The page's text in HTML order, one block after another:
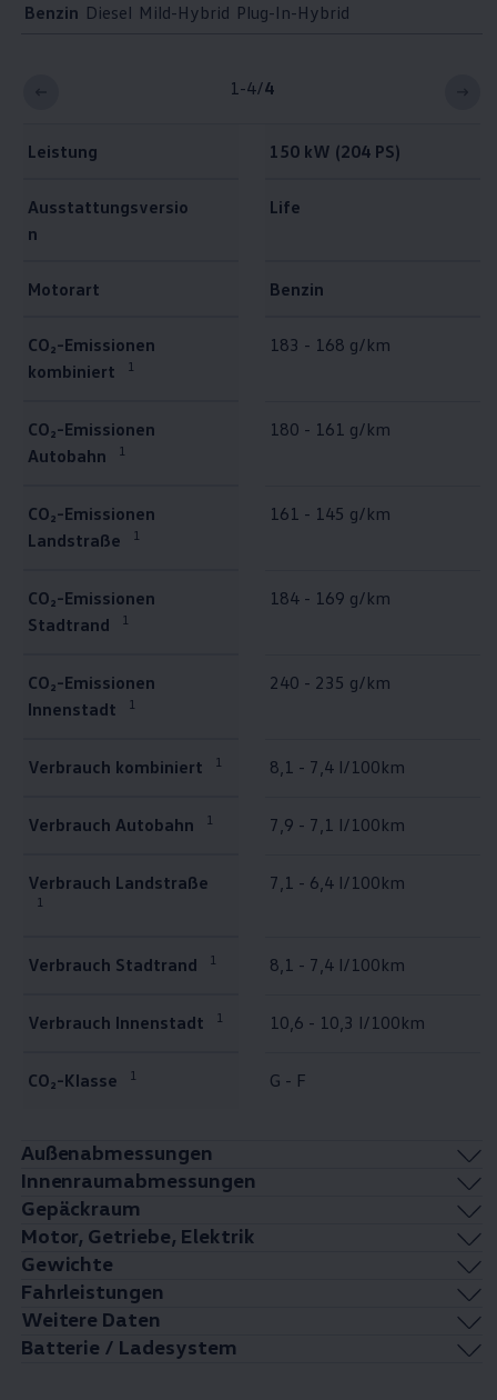
Benzin Diesel Mild-Hybrid Plug-In-Hybrid
1-4/4
Leistung 150 kW (204 PS)
Ausstattungsversio
n
Life
Motorart Benzin
CO₂-Emissionen
kombiniert
1
183 - 168 g/km
CO₂-Emissionen
Autobahn
1
180 - 161 g/km
CO₂-Emissionen
Landstraße
1
161 - 145 g/km
CO₂-Emissionen
Stadtrand
1
184 - 169 g/km
CO₂-Emissionen
Innenstadt
1
240 - 235 g/km
Verbrauch kombiniert 1 8,1 - 7,4 l/100km
Verbrauch Autobahn 1 7,9 - 7,1 l/100km
Verbrauch Landstraße
1
7,1 - 6,4 l/100km
Verbrauch Stadtrand 1 8,1 - 7,4 l/100km
Verbrauch Innenstadt 1 10,6 - 10,3 l/100km
CO₂-Klasse 1 G - F
Außenabmessungen
Innenraumabmessungen
Gepäckraum
Motor, Getriebe, Elektrik
Gewichte
Fahrleistungen
Weitere Daten
Batterie / Ladesystem